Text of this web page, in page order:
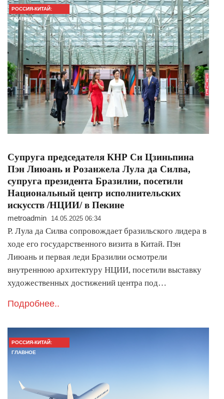
РОССИЯ-КИТАЙ:
ГЛАВНОЕ
Супруга председателя КНР Си Цзиньпина
Пэн Лиюань и Розанжела Лула да Силва,
супруга президента Бразилии, посетили
Национальный центр исполнительских
искусств /НЦИИ/ в Пекине
metroadmin 14.05.2025 06:34
Р. Лула да Силва сопровождает бразильского лидера в
ходе его государственного визита в Китай. Пэн
Лиюань и первая леди Бразилии осмотрели
внутреннюю архитектуру НЦИИ, посетили выставку
художественных достижений центра под…
Подробнее..
РОССИЯ-КИТАЙ:
ГЛАВНОЕ